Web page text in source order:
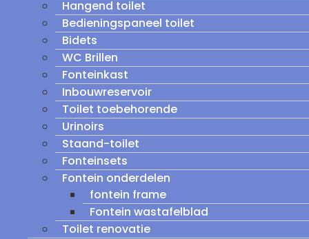
Hangend toilet
Bedieningspaneel toilet
Bidets
WC Brillen
Fonteinkast
Inbouwreservoir
Toilet toebehorende
Urinoirs
Staand-toilet
Fonteinsets
Fontein onderdelen
fontein frame
Fontein wastafelblad
Toilet renovatie